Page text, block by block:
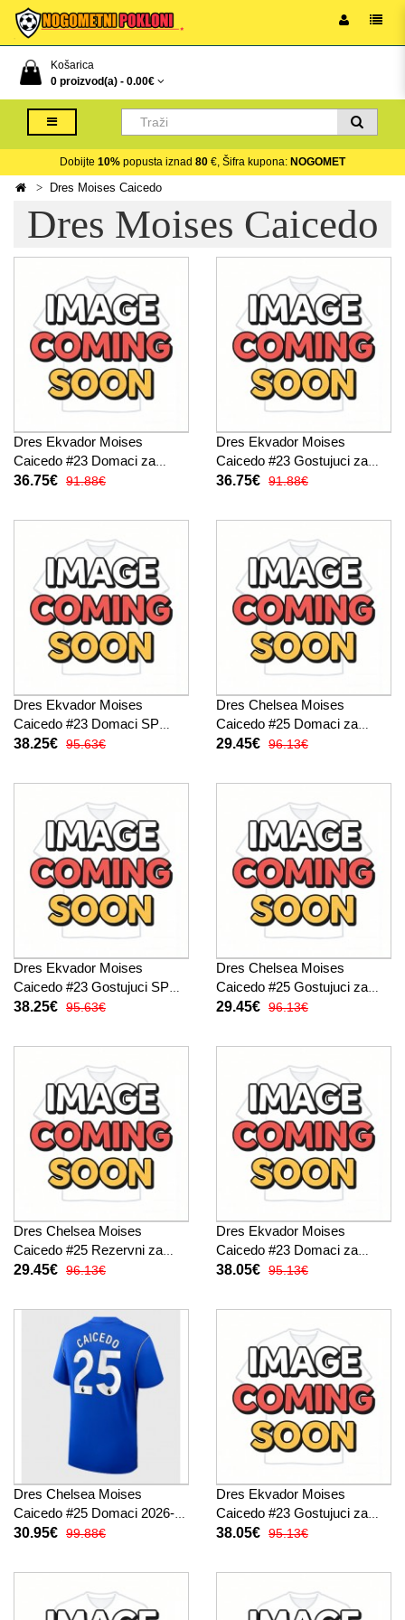
Košarica
0 proizvod(a) - 0.00€
Dobijte 10% popusta iznad 80 €, Šifra kupona: NOGOMET
Dres Moises Caicedo
Dres Moises Caicedo
Dres Ekvador Moises
Caicedo #23 Domaci za
djecu SP 2026 Kratak Rukav
36.75€ 91.88€
Dres Ekvador Moises
Caicedo #23 Gostujuci za
djecu SP 2026 Kratak Rukav
36.75€ 91.88€
Dres Ekvador Moises
Caicedo #23 Domaci SP
2026 Kratak Rukav
38.25€ 95.63€
Dres Chelsea Moises
Caicedo #25 Domaci za
djecu 2026-27 Kratak Rukav
29.45€ 96.13€
Dres Ekvador Moises
Caicedo #23 Gostujuci SP
2026 Kratak Rukav
38.25€ 95.63€
Dres Chelsea Moises
Caicedo #25 Gostujuci za
djecu 2026-27 Kratak Rukav
29.45€ 96.13€
Dres Chelsea Moises
Caicedo #25 Rezervni za
djecu 2026-27 Kratak Rukav
29.45€ 96.13€
Dres Ekvador Moises
Caicedo #23 Domaci za
Žensko SP 2026 Kratak
38.05€ 95.13€
Dres Chelsea Moises
Caicedo #25 Domaci 2026-27
Kratak Rukav
30.95€ 99.88€
Dres Ekvador Moises
Caicedo #23 Gostujuci za
Žensko SP 2026 Kratak
38.05€ 95.13€